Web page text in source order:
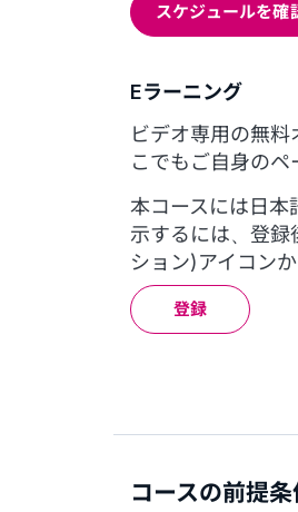
スケジュールを確
Eラーニング
ビデオ専用の無
こでもご自身のペ
本コースには日本
示するには、登
ション)アイコン
登録
コースの前提